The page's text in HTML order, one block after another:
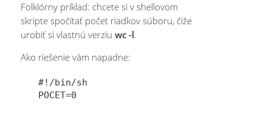
Folklórny príklad: chcete si v shellovom
skripte spočítať počet riadkov súboru, čiže
urobiť si vlastnú verziuwc -l.
Ako riešenie vám napadne:
#!/bin/sh
POCET=0